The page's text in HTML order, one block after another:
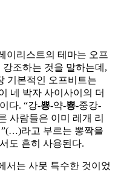
이리스트의 테마는 오프
강조하는 것을 말하는데,
기본적인 오프비트는
네 박자 사이사이의 더
다. “강-뿅-약-뿅-중강-
사람들은 이미 레개 리
라고 부르는 뽕짝을
도 흔히 사용된다.
서는 사뭇 특수한 것이었